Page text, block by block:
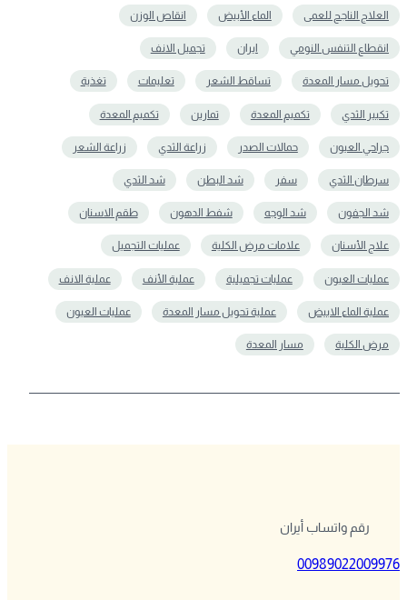
العلاج الناجح للعمى الماء الأبيض انقاص الوزن
انقطاع التنفس النومي ايران تجميل الانف
تحويل مسار المعدة تساقط الشعر تعلیمات تغذية
تكبير الثدي تكميم المعدة تمارين تکمیم المعدة
جراحي العيون حمالات الصدر زراعة الثدي زراعة الشعر
سرطان الثدي سفر شد البطن شد الثدي
شد الجفون شد الوجه شفط الدهون طقم الاسنان
علاج الأسنان علامات مرض الكلية عمليات التجميل
عمليات العيون عمليات تجميلية عملية الأنف عملية الانف
عملية الماء الابيض عملية تحويل مسار المعدة عملیات العیون
مرض الكلية مسار المعدة
رقم واتساب أيران
00989022009976